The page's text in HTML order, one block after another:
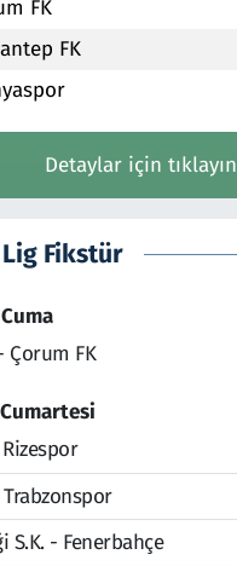
FK
FK
Detaylar için tıklayın
Fikstür
Çorum FK
Trabzonspor
S.K. - Fenerbahçe